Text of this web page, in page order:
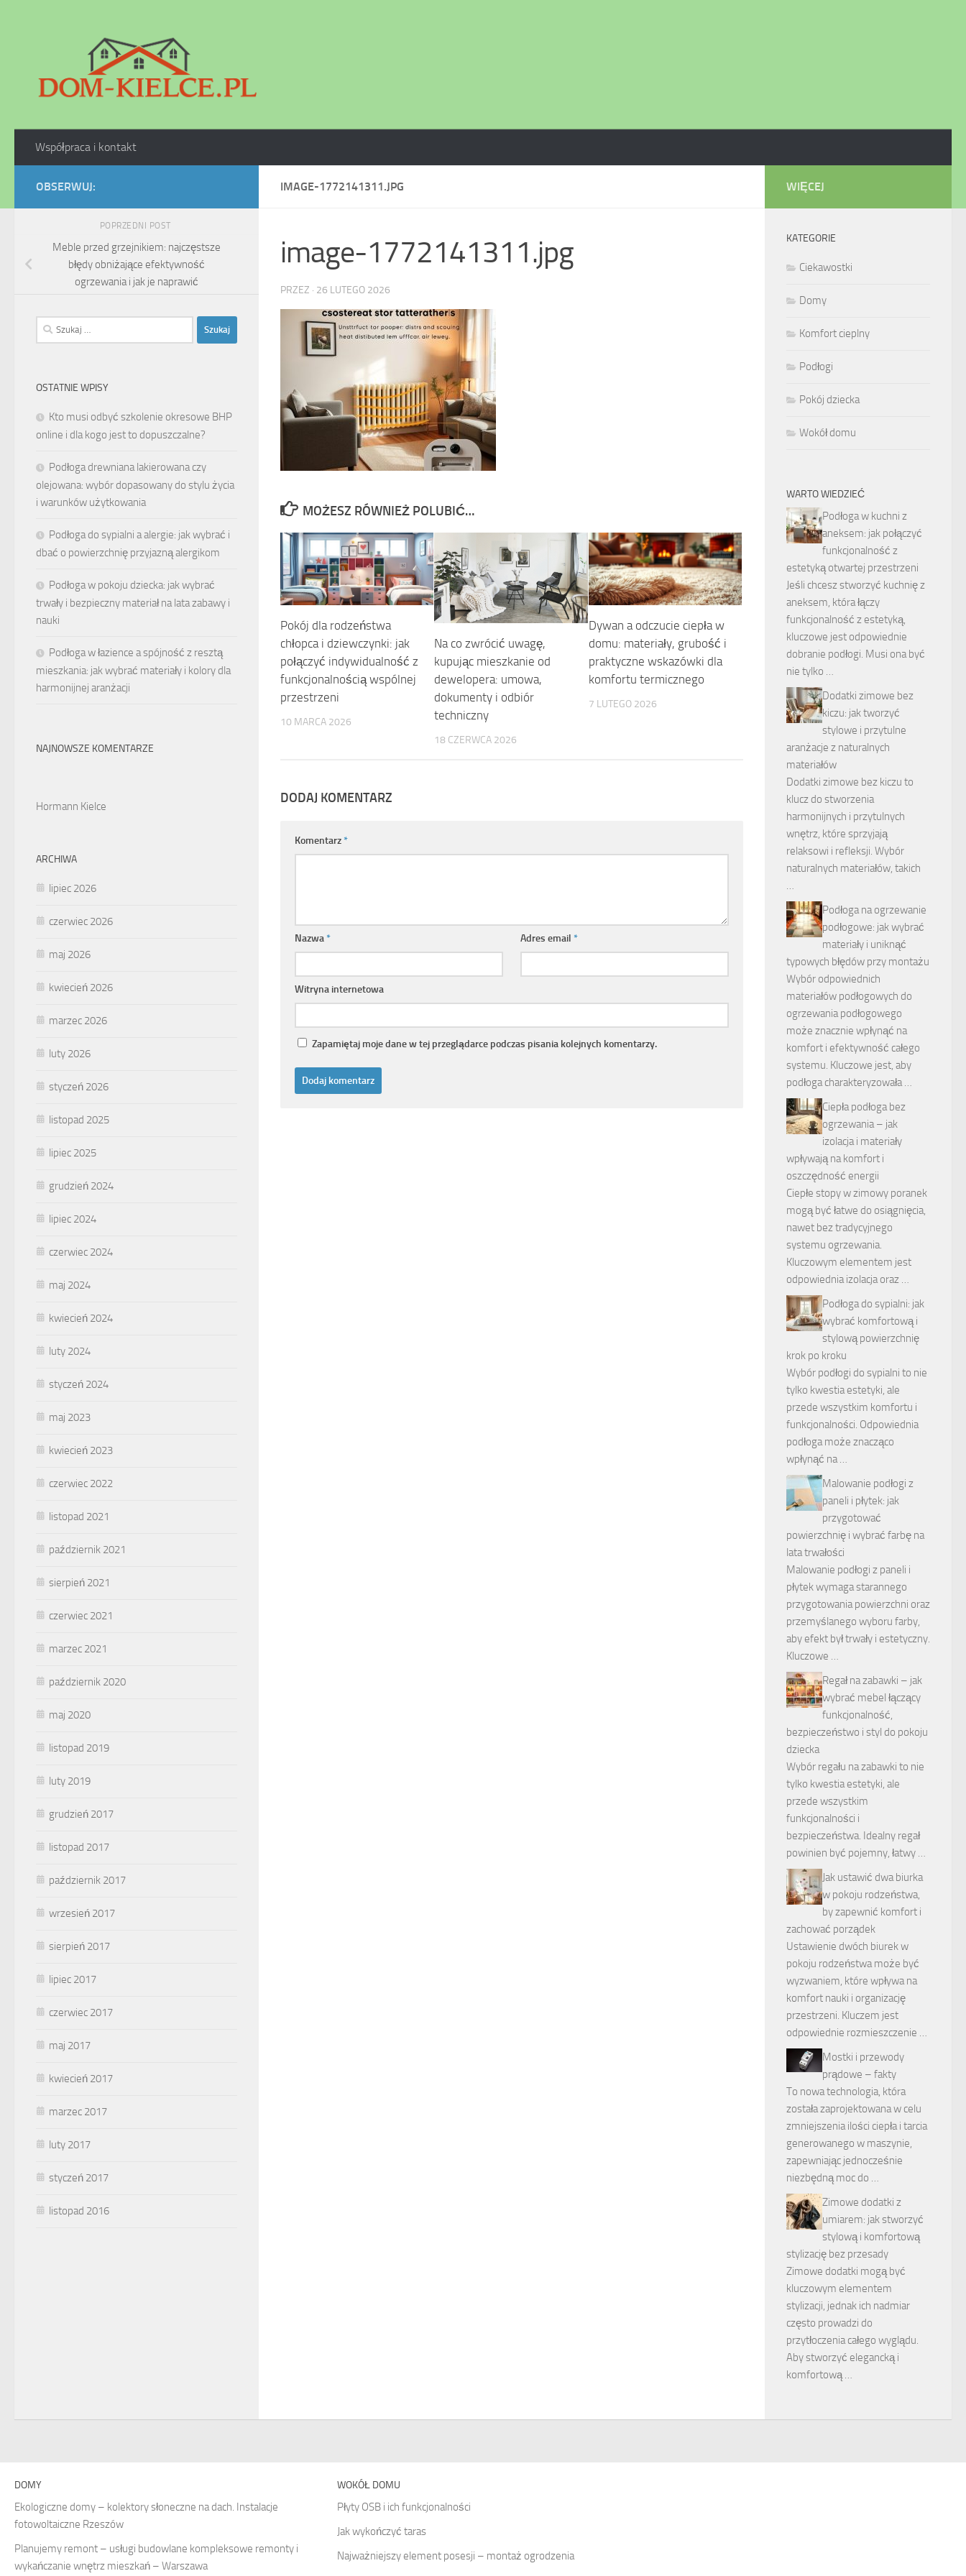
Współpraca i kontakt
IMAGE-1772141311.JPG
image-1772141311.jpg
PRZEZ · 26 LUTEGO 2026
MOŻESZ RÓWNIEŻ POLUBIĆ…
Pokój dla rodzeństwa
chłopca i dziewczynki: jak
połączyć indywidualność z
funkcjonalnością wspólnej
przestrzeni
10 MARCA 2026
Na co zwrócić uwagę,
kupując mieszkanie od
dewelopera: umowa,
dokumenty i odbiór
techniczny
18 CZERWCA 2026
Dywan a odczucie ciepła w
domu: materiały, grubość i
praktyczne wskazówki dla
komfortu termicznego
7 LUTEGO 2026
DODAJ KOMENTARZ
Komentarz*
Nazwa* Adres email*
Witryna internetowa
Zapamiętaj moje dane w tej przeglądarce podczas pisania kolejnych komentarzy.
OBSERWUJ:
POPRZEDNI POST
Meble przed grzejnikiem: najczęstsze
błędy obniżające efektywność
ogrzewania i jak je naprawić
Szukaj:
OSTATNIE WPISY
Kto musi odbyć szkolenie okresowe BHP
online i dla kogo jest to dopuszczalne?
Podłoga drewniana lakierowana czy
olejowana: wybór dopasowany do stylu życia
i warunków użytkowania
Podłoga do sypialni a alergie: jak wybrać i
dbać o powierzchnię przyjazną alergikom
Podłoga w pokoju dziecka: jak wybrać
trwały i bezpieczny materiał na lata zabawy i
nauki
Podłoga w łazience a spójność z resztą
mieszkania: jak wybrać materiały i kolory dla
harmonijnej aranżacji
NAJNOWSZE KOMENTARZE
Hormann Kielce
ARCHIWA
lipiec 2026
czerwiec 2026
maj 2026
kwiecień 2026
marzec 2026
luty 2026
styczeń 2026
listopad 2025
lipiec 2025
grudzień 2024
lipiec 2024
czerwiec 2024
maj 2024
kwiecień 2024
luty 2024
styczeń 2024
maj 2023
kwiecień 2023
czerwiec 2022
listopad 2021
październik 2021
sierpień 2021
czerwiec 2021
marzec 2021
październik 2020
maj 2020
listopad 2019
luty 2019
grudzień 2017
listopad 2017
październik 2017
wrzesień 2017
sierpień 2017
lipiec 2017
czerwiec 2017
maj 2017
kwiecień 2017
marzec 2017
luty 2017
styczeń 2017
listopad 2016
WIĘCEJ
KATEGORIE
Ciekawostki
Domy
Komfort cieplny
Podłogi
Pokój dziecka
Wokół domu
WARTO WIEDZIEĆ
Podłoga w kuchni z
aneksem: jak połączyć
funkcjonalność z
estetyką otwartej przestrzeni
Jeśli chcesz stworzyć kuchnię z
aneksem, która łączy
funkcjonalność z estetyką,
kluczowe jest odpowiednie
dobranie podłogi. Musi ona być
nie tylko …
Dodatki zimowe bez
kiczu: jak tworzyć
stylowe i przytulne
aranżacje z naturalnych
materiałów
Dodatki zimowe bez kiczu to
klucz do stworzenia
harmonijnych i przytulnych
wnętrz, które sprzyjają
relaksowi i refleksji. Wybór
naturalnych materiałów, takich
…
Podłoga na ogrzewanie
podłogowe: jak wybrać
materiały i uniknąć
typowych błędów przy montażu
Wybór odpowiednich
materiałów podłogowych do
ogrzewania podłogowego
może znacznie wpłynąć na
komfort i efektywność całego
systemu. Kluczowe jest, aby
podłoga charakteryzowała …
Ciepła podłoga bez
ogrzewania – jak
izolacja i materiały
wpływają na komfort i
oszczędność energii
Ciepłe stopy w zimowy poranek
mogą być łatwe do osiągnięcia,
nawet bez tradycyjnego
systemu ogrzewania.
Kluczowym elementem jest
odpowiednia izolacja oraz …
Podłoga do sypialni: jak
wybrać komfortową i
stylową powierzchnię
krok po kroku
Wybór podłogi do sypialni to nie
tylko kwestia estetyki, ale
przede wszystkim komfortu i
funkcjonalności. Odpowiednia
podłoga może znacząco
wpłynąć na …
Malowanie podłogi z
paneli i płytek: jak
przygotować
powierzchnię i wybrać farbę na
lata trwałości
Malowanie podłogi z paneli i
płytek wymaga starannego
przygotowania powierzchni oraz
przemyślanego wyboru farby,
aby efekt był trwały i estetyczny.
Kluczowe …
Regał na zabawki – jak
wybrać mebel łączący
funkcjonalność,
bezpieczeństwo i styl do pokoju
dziecka
Wybór regału na zabawki to nie
tylko kwestia estetyki, ale
przede wszystkim
funkcjonalności i
bezpieczeństwa. Idealny regał
powinien być pojemny, łatwy …
Jak ustawić dwa biurka
w pokoju rodzeństwa,
by zapewnić komfort i
zachować porządek
Ustawienie dwóch biurek w
pokoju rodzeństwa może być
wyzwaniem, które wpływa na
komfort nauki i organizację
przestrzeni. Kluczem jest
odpowiednie rozmieszczenie …
Mostki i przewody
prądowe – fakty
To nowa technologia, która
została zaprojektowana w celu
zmniejszenia ilości ciepła i tarcia
generowanego w maszynie,
zapewniając jednocześnie
niezbędną moc do …
Zimowe dodatki z
umiarem: jak stworzyć
stylową i komfortową
stylizację bez przesady
Zimowe dodatki mogą być
kluczowym elementem
stylizacji, jednak ich nadmiar
często prowadzi do
przytłoczenia całego wyglądu.
Aby stworzyć elegancką i
komfortową …
DOMY
Ekologiczne domy – kolektory słoneczne na dach. Instalacje
fotowoltaiczne Rzeszów
Planujemy remont – usługi budowlane kompleksowe remonty i
wykańczanie wnętrz mieszkań – Warszawa
WOKÓŁ DOMU
Płyty OSB i ich funkcjonalności
Jak wykończyć taras
Najważniejszy element posesji – montaż ogrodzenia